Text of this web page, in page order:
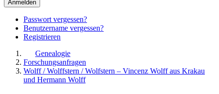
Anmelden
Passwort vergessen?
Benutzername vergessen?
Registrieren
Genealogie
Forschungsanfragen
Wolff / Wolffstern / Wolfstern – Vincenz Wolff aus Krakau
und Hermann Wolff